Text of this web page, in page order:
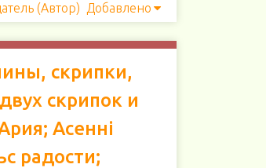
(Автор) Добавлено
скрипки,
скрипок и
Асенні
радости;